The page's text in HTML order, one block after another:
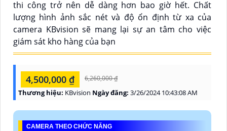
thi công trở nên dễ dàng hơn bao giờ hết. Chất
lượng hình ảnh sắc nét và độ ổn định từ xa của
camera KBvision sẽ mang lại sự an tâm cho việc
giám sát kho hàng của bạn
4,500,000 ₫ 6,260,000 ₫
Thương hiệu: KBvision Ngày đăng: 3/26/2024 10:43:08 AM
CAMERA THEO CHỨC NĂNG